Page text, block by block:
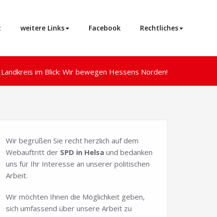
weitere Links Facebook Rechtliches
im Blick: Wir bewegen Hessens Norden!
Wir begrüßen Sie recht herzlich auf dem
Webauftritt der SPD in Helsa und bedanken
uns für Ihr Interesse an unserer politischen
Arbeit.
Wir möchten Ihnen die Möglichkeit geben,
sich umfassend über unsere Arbeit zu